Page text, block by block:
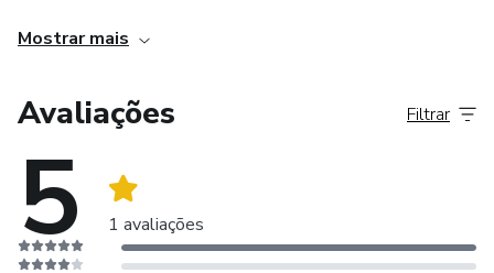
Mostrar mais
Avaliações
5 1 avaliações
Filtrar